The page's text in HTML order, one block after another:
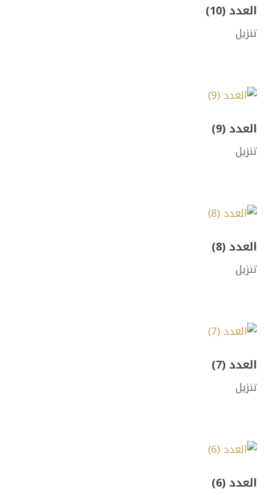
العدد (10)
تنزيل
العدد (9)
تنزيل
العدد (8)
تنزيل
العدد (7)
تنزيل
العدد (6)